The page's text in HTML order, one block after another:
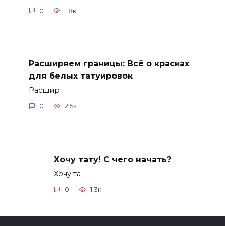
0 1.8к.
Расширяем границы: Всё о красках
для белых татуировок
Расшир
0 2.5к.
Хочу тату! С чего начать?
Хочу та
0 1.3к.